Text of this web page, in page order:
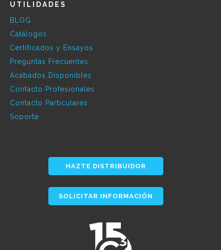
UTILIDADES
BLOG
Catálogos
Certificados y Ensayos
Preguntas Frecuentes
Acabados Disponibles
Contacto Profesionales
Contacto Particulares
Soporte
HAZTE DISTRIBUIDOR
SOLICITAR INFORMACIÓN